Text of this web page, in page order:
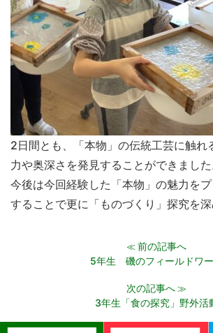
2日間とも、「本物」の伝統工芸に触れ
力や奥深さを発見することができました
今後は今回経験した「本物」の魅力を
することで更に「ものづくり」探究を深
≪前の記事へ
5年生 磯のフィールドワ
次の記事へ≫
3年生「食の探究」野外活